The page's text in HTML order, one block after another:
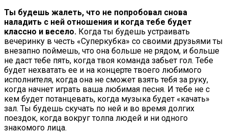
Ты будешь жалеть, что не попробовал снова
наладить с ней отношения и когда тебе будет
классно и весело. Когда ты будешь устраивать
вечеринку в честь «Суперкубка» со своими друзьями ты
внезапно поймешь, что она больше не рядом, и больше
не даст тебе пять, когда твоя команда забьет гол. Тебе
будет нехватать ее и на концерте твоего любимого
исполнителя, когда она не сможет взять тебя за руку,
когда начнет играть ваша любимая песня. И тебе не с
кем будет потанцевать, когда музыка будет «качать»
зал. Ты будешь скучать по ней и во время долгих
поездок, когда вокруг толпа людей и ни одного
знакомого лица.